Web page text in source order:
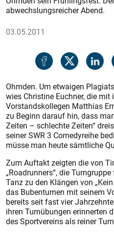
abwechslungsreicher Abend.
03.05.2011
Ohmden. Um etwaigen
wies Christine Euchner, die mit
Vorstandskollegen Matthias
zu Beginn darauf hin, dass
Zeiten – schlechte Zeiten“
seiner SWR 3 Comedyreihe
müsse man heute sämtliche
Zum Auftakt zeigten die von
„Roadrunners“, die
Tanz zu den Klängen von
das Bubenturnen mit seinem
bereits seit fast vier
ihren Turnübungen erinnerten
des Sportvereins als reiner